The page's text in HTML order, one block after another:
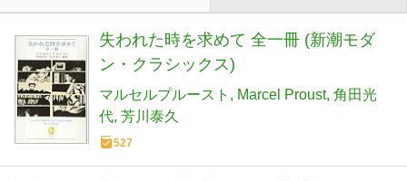
失われた時を求めて 全一冊 (新潮モダ
ン・クラシックス)
マルセルプルースト Marcel Proust 角田光
代 芳川泰久
527